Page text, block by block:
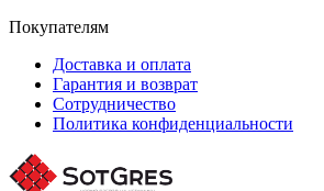
Покупателям
Доставка и оплата
Гарантия и возврат
Сотрудничество
Политика конфиденциальности